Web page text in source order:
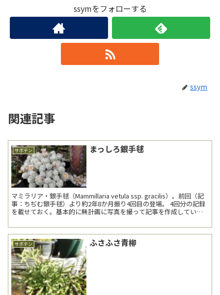
ssymをフォローする
ssym
関連記事
サボテン まっしろ銀手毬
マミラリア・銀手毬（Mammillaria vetula ssp. gracilis）。前回（記
事：ちぢむ銀手毬）より約2年8か月振り4回目の登場。 4回分の記録
を載せておく。基本的に無計画に写真を撮って記事を作成している
サボテン ふさふさ青柳